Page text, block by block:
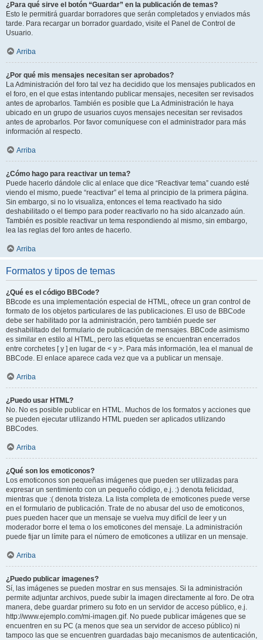
¿Para qué sirve el botón “Guardar” en la publicación de temas?
Esto le permitirá guardar borradores que serán completados y enviados más
tarde. Para recargar un borrador guardado, visite el Panel de Control de
Usuario.
Arriba
¿Por qué mis mensajes necesitan ser aprobados?
La Administración del foro tal vez ha decidido que los mensajes publicados en
el foro, en el que estas intentando publicar mensajes, necesiten ser revisados
antes de aprobarlos. También es posible que La Administración le haya
ubicado en un grupo de usuarios cuyos mensajes necesitan ser revisados
antes de aprobarlos. Por favor comuníquese con el administrador para más
información al respecto.
Arriba
¿Cómo hago para reactivar un tema?
Puede hacerlo dándole clic al enlace que dice “Reactivar tema” cuando esté
viendo el mismo, puede “reactivar” el tema al principio de la primera página.
Sin embargo, si no lo visualiza, entonces el tema reactivado ha sido
deshabilitado o el tiempo para poder reactivarlo no ha sido alcanzado aún.
También es posible reactivar un tema respondiendo al mismo, sin embargo,
lea las reglas del foro antes de hacerlo.
Arriba
Formatos y tipos de temas
¿Qué es el código BBCode?
BBcode es una implementación especial de HTML, ofrece un gran control de
formato de los objetos particulares de las publicaciones. El uso de BBCode
debe ser habilitado por la administración, pero también puede ser
deshabilitado del formulario de publicación de mensajes. BBCode asimismo
es similar en estilo al HTML, pero las etiquetas se encuentran encerrados
entre corchetes [ y ] en lugar de < y >. Para más información, lea el manual de
BBCode. El enlace aparece cada vez que va a publicar un mensaje.
Arriba
¿Puedo usar HTML?
No. No es posible publicar en HTML. Muchos de los formatos y acciones que
se pueden ejecutar utilizando HTML pueden ser aplicados utilizando
BBCodes.
Arriba
¿Qué son los emoticonos?
Los emoticonos son pequeñas imágenes que pueden ser utilizadas para
expresar un sentimiento con un pequeño código, e.j. :) denota felicidad,
mientras que :( denota tristeza. La lista completa de emoticones puede verse
en el formulario de publicación. Trate de no abusar del uso de emoticonos,
pues pueden hacer que un mensaje se vuelva muy difícil de leer y un
moderador borre el tema o los emoticones del mensaje. La administración
puede fijar un límite para el número de emoticones a utilizar en un mensaje.
Arriba
¿Puedo publicar imagenes?
Sí, las imágenes se pueden mostrar en sus mensajes. Si la administración
permite adjuntar archivos, puede subir la imagen directamente al foro. De otra
manera, debe guardar primero su foto en un servidor de acceso público, e.j.
http://www.ejemplo.com/mi-imagen.gif. No puede publicar imágenes que se
encuentren en su PC (a menos que sea un servidor de acceso público) ni
tampoco las que se encuentren guardadas bajo mecanismos de autenticación,